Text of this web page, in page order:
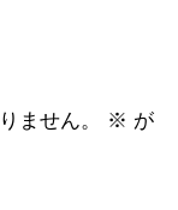
ません。 ※ が